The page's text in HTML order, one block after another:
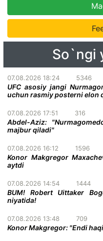
So`ngi
07.08.2026 18:24 5346
UFC asosiy jangi
uchun rasmiy posterni elon
07.08.2026 17:51 316
Abdel-Aziz:
majbur qiladi"
07.08.2026 16:12 1596
Konor Makgregor
aytdi
07.08.2026 14:54 1444
BUM! Robert Uittaker
niyatida!
07.08.2026 13:48 709
Konor Makgregor: "Endi